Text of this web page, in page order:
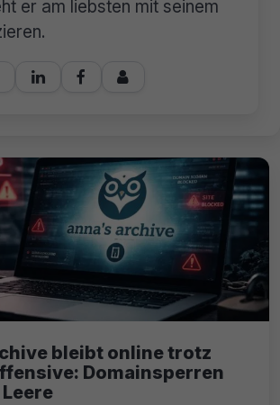
er am liebsten mit seinem
  
bleibt online trotz
Domainsperren